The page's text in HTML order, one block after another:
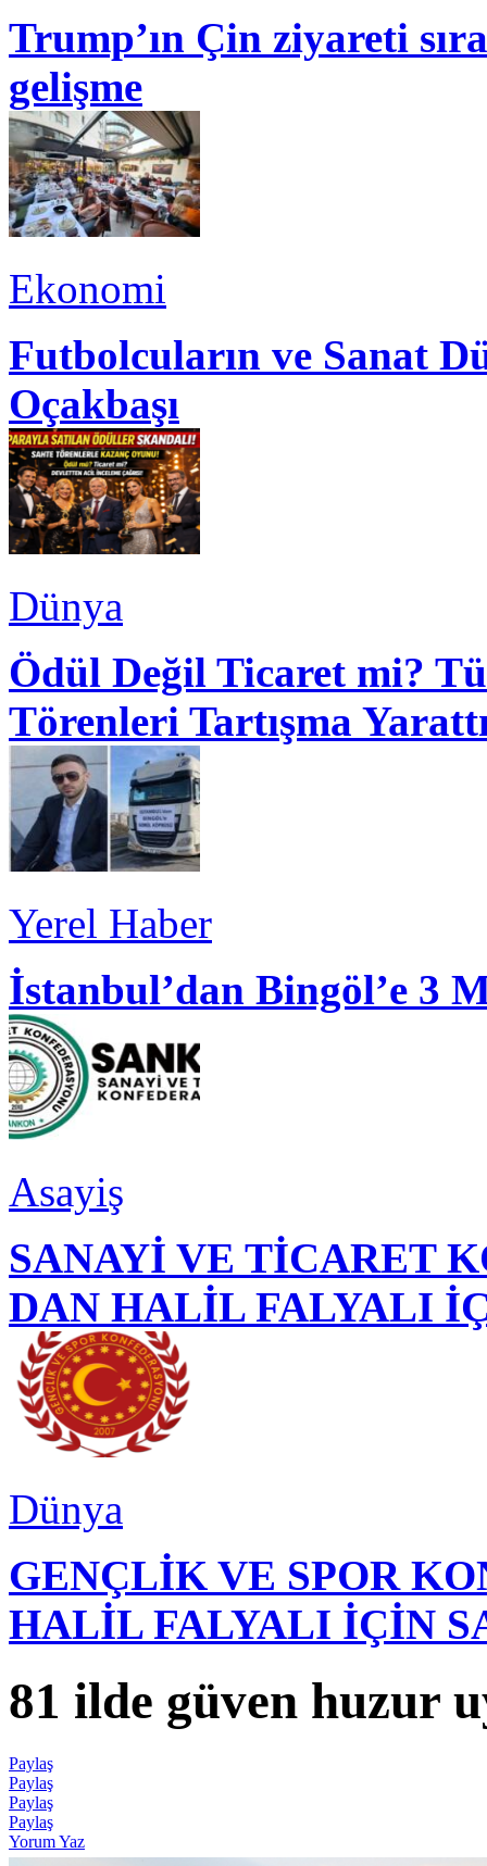
Trump’ın Çin ziyareti
gelişme
Ekonomi
Futbolcuların ve Sanat
Oçakbaşı
Dünya
Ödül Değil Ticaret mi?
Törenleri Tartışma
Yerel Haber
İstanbul’dan Bingöl’e 3
Asayiş
SANAYİ VE TİCARET
DAN HALİL FALYALI
Dünya
GENÇLİK VE SPOR
HALİL FALYALI İÇİN
81 ilde güven huzur
Paylaş
Paylaş
Paylaş
Paylaş
Yorum Yaz